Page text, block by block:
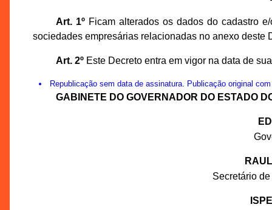
Art. 1ºFicam alterados os dados do cadastro
sociedades empresárias relacionadas no anexo deste
Art. 2ºEste Decreto entra em vigor na data de
Republicação sem data de assinatura. Publicação original
GABINETE DO GOVERNADOR DO ESTADO
Secretário